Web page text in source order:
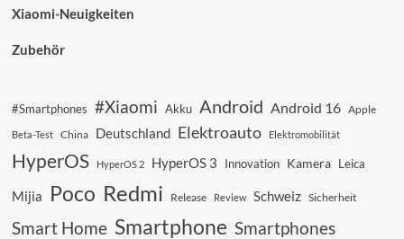
Xiaomi-Neuigkeiten
Zubehör
#Smartphones #Xiaomi Akku Android Android 16 Apple
Beta-Test China Deutschland Elektroauto Elektromobilität
HyperOS HyperOS 2 HyperOS 3 Innovation Kamera Leica
Mijia Poco Redmi Release Review Schweiz Sicherheit
Smart Home Smartphone Smartphones